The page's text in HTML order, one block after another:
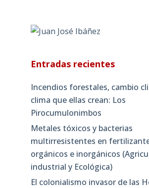
Entradas recientes
Incendios forestales, cambio
clima que ellas crean: Los
Pirocumulonimbos
Metales tóxicos y bacterias
multirresistentes en
orgánicos e inorgánicos
industrial y Ecológica)
El colonialismo invasor de las